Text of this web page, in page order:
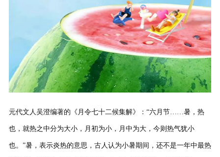
元代文人吴澄编著的《月令七十二候集解》：“六月节……暑，热
也，就热之中分为大小，月初为小，月中为大，今则热气犹小
也。”暑，表示炎热的意思，古人认为小暑期间，还不是一年中最热